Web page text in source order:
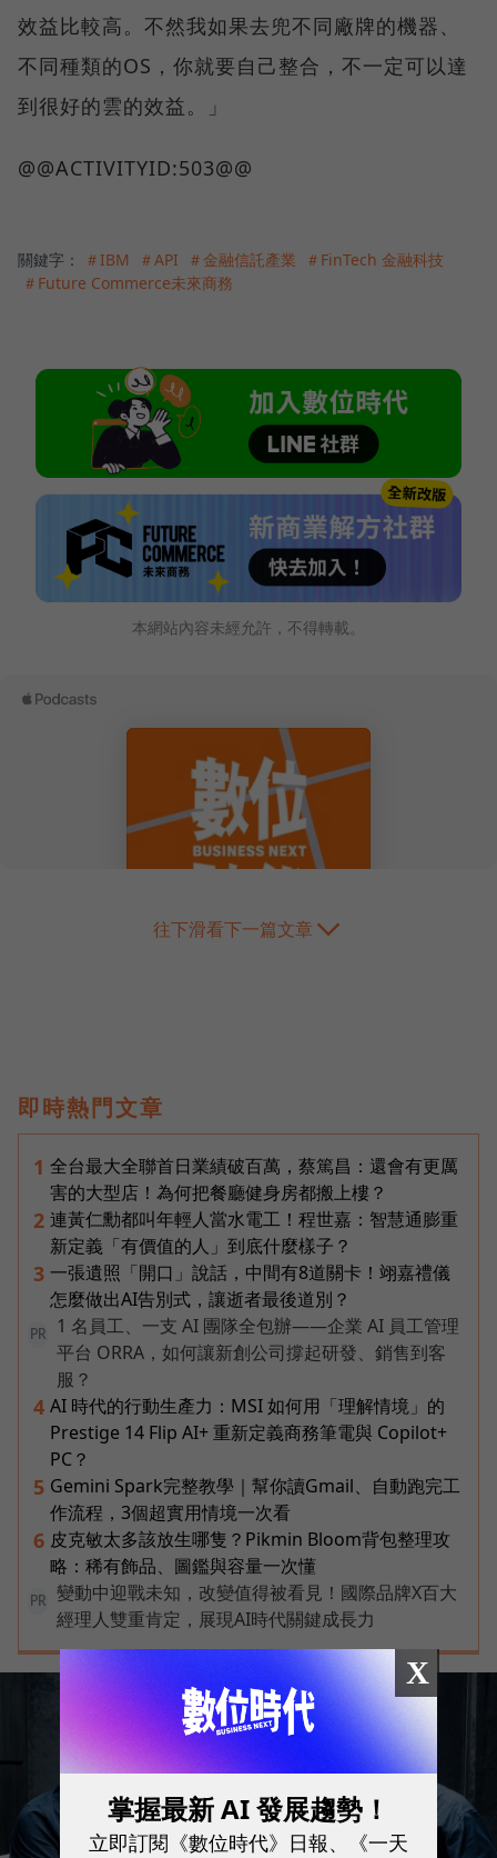
效益比較高。不然我如果去兜不同廠牌的機器、
不同種類的OS，你就要自己整合，不一定可以達
到很好的雲的效益。」
@@ACTIVITYID:503@@
關鍵字： ＃IBM ＃API ＃金融信託產業
＃FinTech 金融科技
＃Future Commerce未來商務
本網站內容未經允許，不得轉載。
往下滑看下一篇文章
即時熱門文章
1 全台最大全聯首日業績破百萬，蔡篤昌：還會有更厲
害的大型店！為何把餐廳健身房都搬上樓？
2 連黃仁勳都叫年輕人當水電工！程世嘉：智慧通膨重
新定義「有價值的人」到底什麼樣子？
3 一張遺照「開口」說話，中間有8道關卡！翊嘉禮儀
怎麼做出AI告別式，讓逝者最後道別？
PR
1 名員工、一支 AI 團隊全包辦——企業 AI 員工管理
平台 ORRA，如何讓新創公司撐起研發、銷售到客
服？
4 AI 時代的行動生產力：MSI 如何用「理解情境」的
Prestige 14 Flip AI+ 重新定義商務筆電與 Copilot+
PC？
5 Gemini Spark完整教學｜幫你讀Gmail、自動跑完工
作流程，3個超實用情境一次看
6 皮克敏太多該放生哪隻？Pikmin Bloom背包整理攻
略：稀有飾品、圖鑑與容量一次懂
PR
變動中迎戰未知，改變值得被看見！國際品牌X百大
經理人雙重肯定，展現AI時代關鍵成長力
X
掌握最新 AI 發展趨勢！
立即訂閱《數位時代》日報、《一天